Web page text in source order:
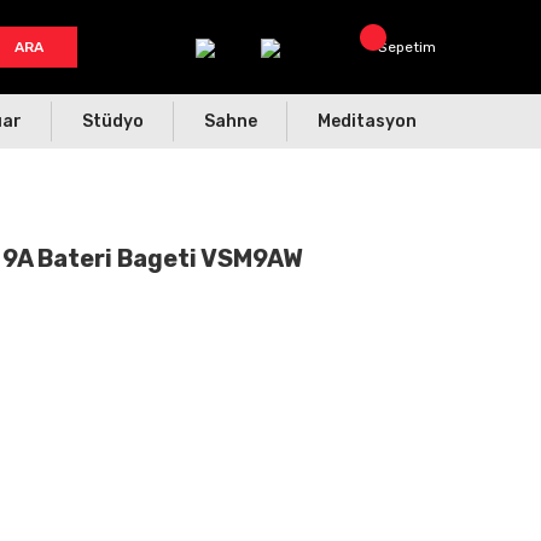
ARA Sepetim
Stüdyo Sahne Meditasyon
Bateri Bageti VSM9AW